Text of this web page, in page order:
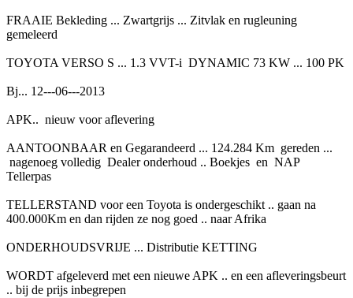
FRAAIE Bekleding ... Zwartgrijs ... Zitvlak en rugleuning
gemeleerd
TOYOTA VERSO S ... 1.3 VVT-i DYNAMIC 73 KW ... 100 PK
Bj... 12---06---2013
APK.. nieuw voor aflevering
AANTOONBAAR en Gegarandeerd ... 124.284 Km gereden ...
nagenoeg volledig Dealer onderhoud .. Boekjes en NAP
Tellerpas
TELLERSTAND voor een Toyota is ondergeschikt .. gaan na
400.000Km en dan rijden ze nog goed .. naar Afrika
ONDERHOUDSVRIJE ... Distributie KETTING
WORDT afgeleverd met een nieuwe APK .. en een afleveringsbeurt
.. bij de prijs inbegrepen